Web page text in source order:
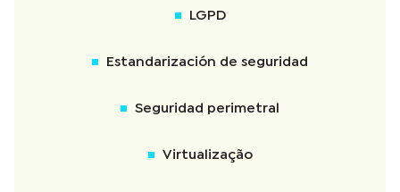
LGPD
Estandarización de seguridad
Seguridad perimetral
Virtualização